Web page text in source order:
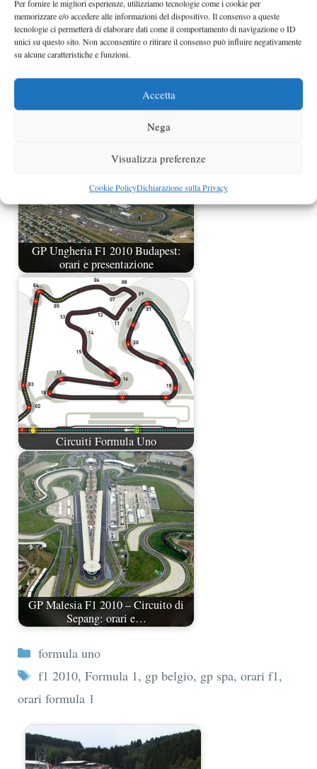
Per fornire le migliori esperienze, utilizziamo tecnologie come i cookie per
memorizzare e/o accedere alle informazioni del dispositivo. Il consenso a queste
tecnologie ci permetterà di elaborare dati come il comportamento di navigazione o ID
unici su questo sito. Non acconsentire o ritirare il consenso può influire negativamente
su alcune caratteristiche e funzioni.
Accetta
Nega
Visualizza preferenze
Cookie PolicyDichiarazione sulla Privacy
GP Ungheria F1 2010 Budapest:
orari e presentazione
Circuiti Formula Uno
GP Malesia F1 2010 – Circuito di
Sepang: orari e…
Categorie
formula uno
Tag
f1 2010, Formula 1, gp belgio, gp spa, orari f1,
orari formula 1